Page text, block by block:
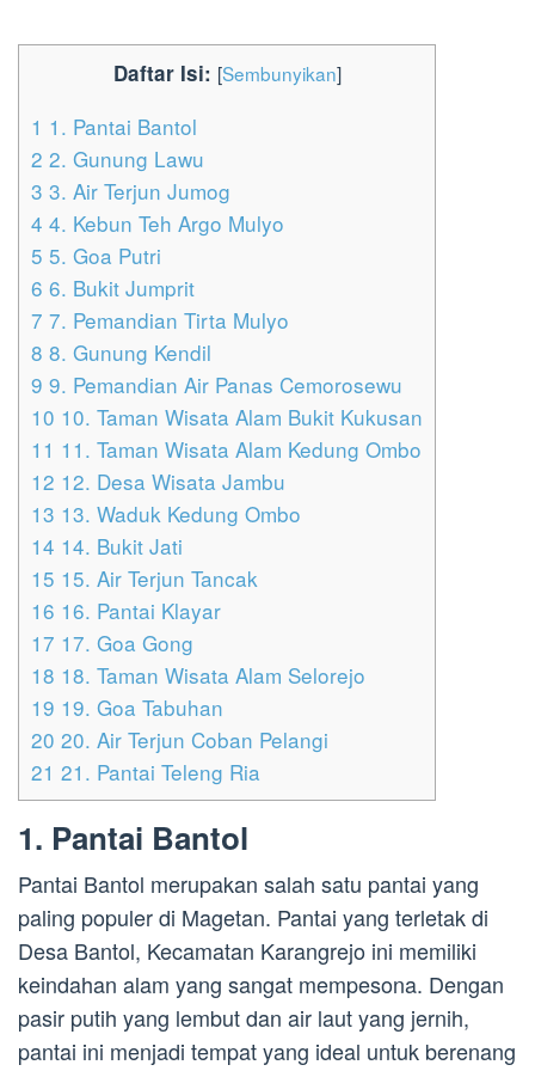
Daftar Isi: [Sembunyikan]
1 1. Pantai Bantol
2 2. Gunung Lawu
3 3. Air Terjun Jumog
4 4. Kebun Teh Argo Mulyo
5 5. Goa Putri
6 6. Bukit Jumprit
7 7. Pemandian Tirta Mulyo
8 8. Gunung Kendil
9 9. Pemandian Air Panas Cemorosewu
10 10. Taman Wisata Alam Bukit Kukusan
11 11. Taman Wisata Alam Kedung Ombo
12 12. Desa Wisata Jambu
13 13. Waduk Kedung Ombo
14 14. Bukit Jati
15 15. Air Terjun Tancak
16 16. Pantai Klayar
17 17. Goa Gong
18 18. Taman Wisata Alam Selorejo
19 19. Goa Tabuhan
20 20. Air Terjun Coban Pelangi
21 21. Pantai Teleng Ria
1. Pantai Bantol
Pantai Bantol merupakan salah satu pantai yang
paling populer di Magetan. Pantai yang terletak di
Desa Bantol, Kecamatan Karangrejo ini memiliki
keindahan alam yang sangat mempesona. Dengan
pasir putih yang lembut dan air laut yang jernih,
pantai ini menjadi tempat yang ideal untuk berenang